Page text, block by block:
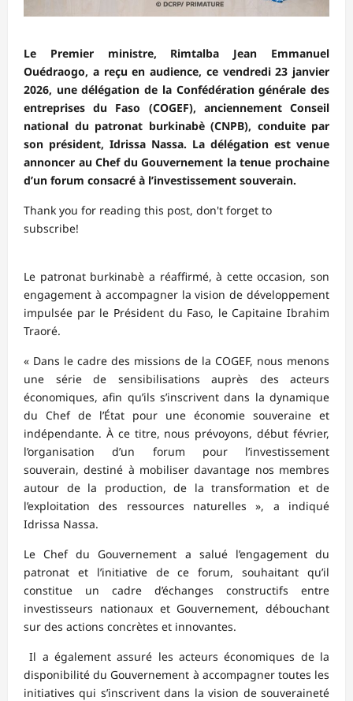
‎Le Premier ministre, Rimtalba Jean Emmanuel
Ouédraogo, a reçu en audience, ce vendredi 23 janvier
2026, une délégation de la Confédération générale des
entreprises du Faso (COGEF), anciennement Conseil
national du patronat burkinabè (CNPB), conduite par
son président, Idrissa Nassa. La délégation est venue
annoncer au Chef du Gouvernement la tenue prochaine
d’un forum consacré à l’investissement souverain.
Thank you for reading this post, don't forget to
subscribe!
‎‎Le patronat burkinabè a réaffirmé, à cette occasion, son
engagement à accompagner la vision de développement
impulsée par le Président du Faso, le Capitaine Ibrahim
Traoré.
‎‎« Dans le cadre des missions de la COGEF, nous menons
une série de sensibilisations auprès des acteurs
économiques, afin qu’ils s’inscrivent dans la dynamique
du Chef de l’État pour une économie souveraine et
indépendante. À ce titre, nous prévoyons, début février,
l’organisation d’un forum pour l’investissement
souverain, destiné à mobiliser davantage nos membres
autour de la production, de la transformation et de
l’exploitation des ressources naturelles », a indiqué
Idrissa Nassa.
‎‎Le Chef du Gouvernement a salué l’engagement du
patronat et l’initiative de ce forum, souhaitant qu’il
constitue un cadre d’échanges constructifs entre
investisseurs nationaux et Gouvernement, débouchant
sur des actions concrètes et innovantes.
‎‎ Il a également assuré les acteurs économiques de la
disponibilité du Gouvernement à accompagner toutes les
initiatives qui s’inscrivent dans la vision de souveraineté